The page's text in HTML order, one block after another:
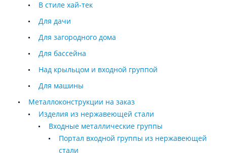
В стиле хай-тек
Для дачи
Для загородного дома
Для бассейна
Над крыльцом и входной группой
Для машины
Металлоконструкции на заказ
Изделия из нержавеющей стали
Входные металлические группы
Портал входной группы из нержавеющей
стали